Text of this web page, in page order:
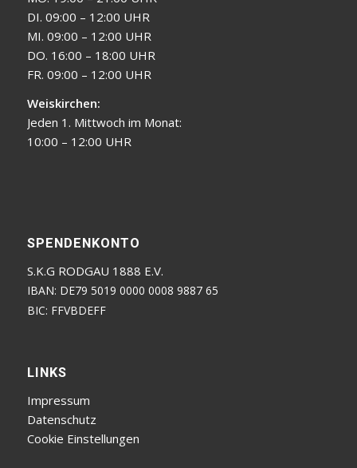
DI. 09:00 – 12:00 UHR
MI. 09:00 – 12:00 UHR
DO. 16:00 – 18:00 UHR
FR. 09:00 – 12:00 UHR
Weiskirchen:
Jeden 1. Mittwoch im Monat:
10:00 – 12:00 UHR
SPENDENKONTO
S.K.G RODGAU 1888 E.V.
IBAN: DE79 5019 0000 0008 9887 65
BIC: FFVBDEFF
LINKS
Impressum
Datenschutz
Cookie Einstellungen